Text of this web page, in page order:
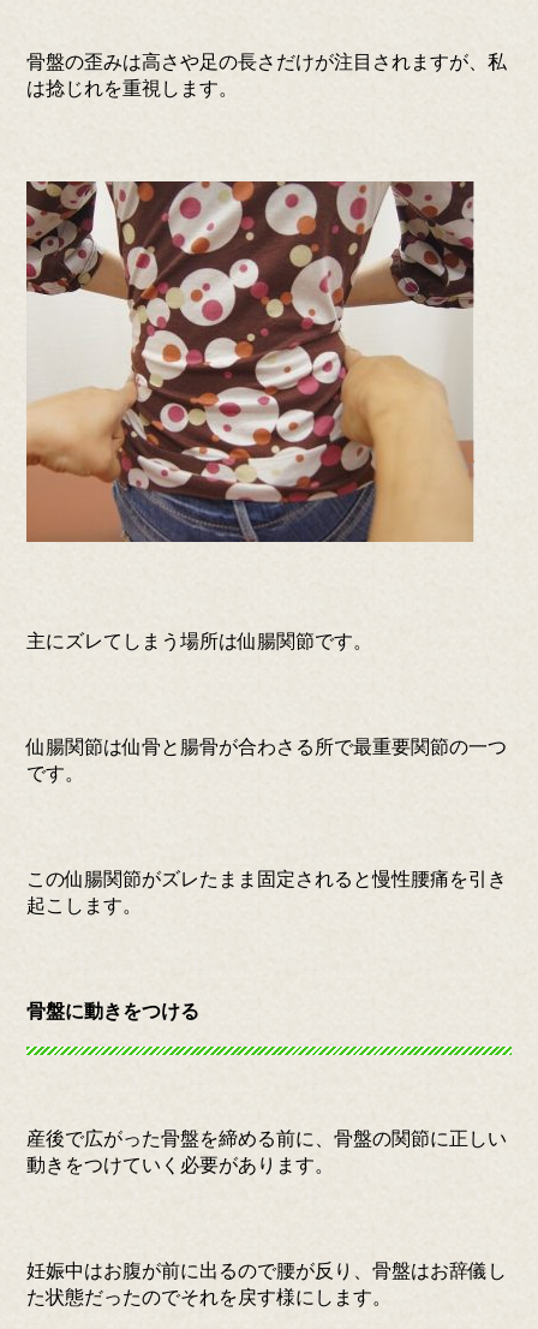
骨盤の歪みは高さや足の長さだけが注目されますが、私
は捻じれを重視します。
主にズレてしまう場所は仙腸関節です。
仙腸関節は仙骨と腸骨が合わさる所で最重要関節の一つ
です。
この仙腸関節がズレたまま固定されると慢性腰痛を引き
起こします。
骨盤に動きをつける
産後で広がった骨盤を締める前に、骨盤の関節に正しい
動きをつけていく必要があります。
妊娠中はお腹が前に出るので腰が反り、骨盤はお辞儀し
た状態だったのでそれを戻す様にします。